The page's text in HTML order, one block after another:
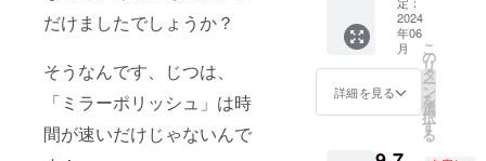
だけましたでしょうか？
そうなんです、じつは、
「ミラーポリッシュ」は時
間が速いだけじゃないんで
送料無
料 ※ 割
引率は
製品本
売予定
価格に
セカン
ズ」1本
セット
■セット
内容 ・
2024
年06
月
詳細を見る
こ
の
リ
タ
ー
ン
を
選
択
す
る